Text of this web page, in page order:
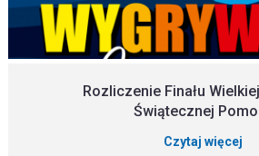
Rozliczenie Finału
Świątecznej
Czytaj więcej